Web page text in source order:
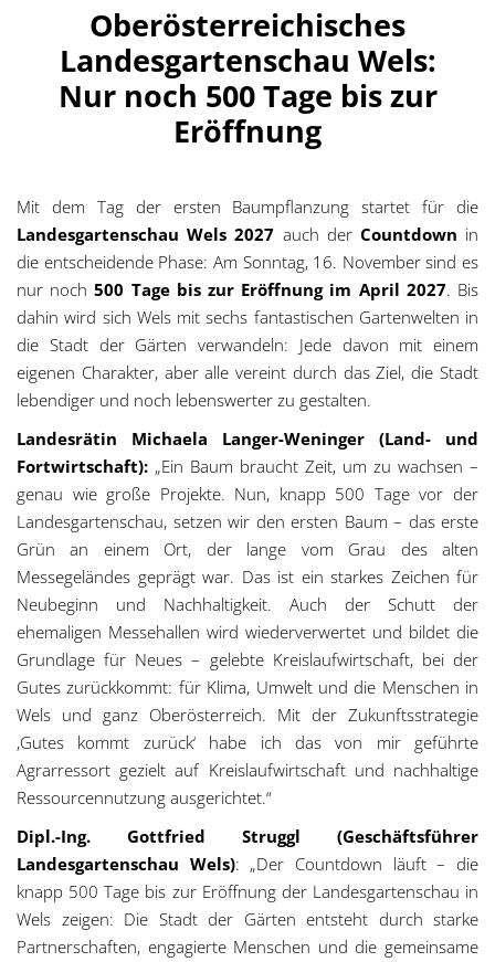
Oberösterreichisches
Landesgartenschau Wels:
Nur noch 500 Tage bis zur
Eröffnung
Mit dem Tag der ersten Baumpflanzung startet für die
Landesgartenschau Wels 2027 auch der Countdown in
die entscheidende Phase: Am Sonntag, 16. November sind es
nur noch500 Tage bis zur Eröffnung im April 2027. Bis
dahin wird sich Wels mit sechs fantastischen Gartenwelten in
die Stadt der Gärten verwandeln: Jede davon mit einem
eigenen Charakter, aber alle vereint durch das Ziel, die Stadt
lebendiger und noch lebenswerter zu gestalten.
Landesrätin Michaela Langer-Weninger (Land- und
Fortwirtschaft): „Ein Baum braucht Zeit, um zu wachsen –
genau wie große Projekte. Nun, knapp 500 Tage vor der
Landesgartenschau, setzen wir den ersten Baum – das erste
Grün an einem Ort, der lange vom Grau des alten
Messegeländes geprägt war. Das ist ein starkes Zeichen für
Neubeginn und Nachhaltigkeit. Auch der Schutt der
ehemaligen Messehallen wird wiederverwertet und bildet die
Grundlage für Neues – gelebte Kreislaufwirtschaft, bei der
Gutes zurückkommt: für Klima, Umwelt und die Menschen in
Wels und ganz Oberösterreich. Mit der Zukunftsstrategie
‚Gutes kommt zurück‘ habe ich das von mir geführte
Agrarressort gezielt auf Kreislaufwirtschaft und nachhaltige
Ressourcennutzung ausgerichtet.“
Dipl.-Ing. Gottfried Struggl (Geschäftsführer
Landesgartenschau Wels): „Der Countdown läuft – die
knapp 500 Tage bis zur Eröffnung der Landesgartenschau in
Wels zeigen: Die Stadt der Gärten entsteht durch starke
Partnerschaften, engagierte Menschen und die gemeinsame